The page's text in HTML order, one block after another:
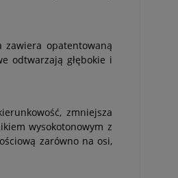
zawiera opatentowaną
odtwarzają głębokie i
zmniejsza
wysokotonowym z
zarówno na osi,